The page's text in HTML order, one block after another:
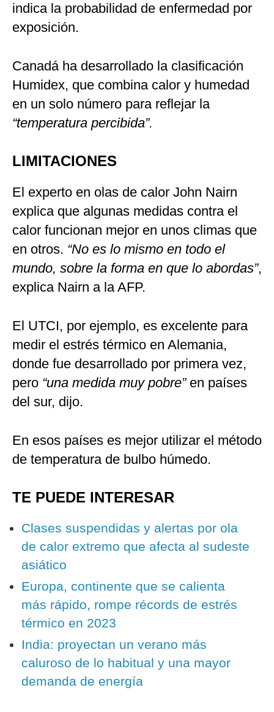
indica la probabilidad de enfermedad por
exposición.
Canadá ha desarrollado la clasificación
Humidex, que combina calor y humedad
en un solo número para reflejar la
“temperatura percibida”.
LIMITACIONES
El experto en olas de calor John Nairn
explica que algunas medidas contra el
calor funcionan mejor en unos climas que
en otros. “No es lo mismo en todo el
mundo, sobre la forma en que lo abordas”,
explica Nairn a la AFP.
El UTCI, por ejemplo, es excelente para
medir el estrés térmico en Alemania,
donde fue desarrollado por primera vez,
pero “una medida muy pobre” en países
del sur, dijo.
En esos países es mejor utilizar el método
de temperatura de bulbo húmedo.
TE PUEDE INTERESAR
Clases suspendidas y alertas por ola
de calor extremo que afecta al sudeste
asiático
Europa, continente que se calienta
más rápido, rompe récords de estrés
térmico en 2023
India: proyectan un verano más
caluroso de lo habitual y una mayor
demanda de energía